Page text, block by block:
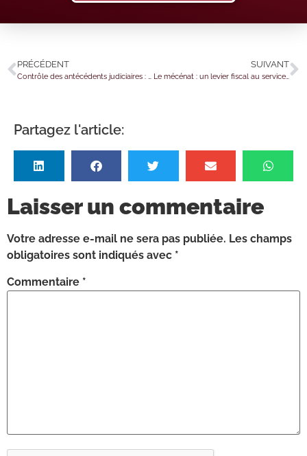
PRÉCÉDENT
Contrôle des antécédents judiciaires : déploiement de l’attestation d’honorabilité
SUIVANT
Le mécénat : un levier fiscal au service de l’intérêt général
Partagez l'article:
Laisser un commentaire
Votre adresse e-mail ne sera pas publiée. Les champs
obligatoires sont indiqués avec *
Commentaire *